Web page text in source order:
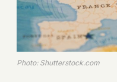
Photo: Shutterstock.com